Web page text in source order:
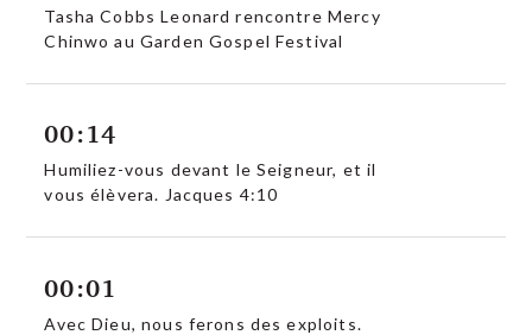
Tasha Cobbs Leonard rencontre Mercy
Chinwo au Garden Gospel Festival
00:14
Humiliez-vous devant le Seigneur, et il
vous élèvera. Jacques 4:10
00:01
Avec Dieu, nous ferons des exploits.